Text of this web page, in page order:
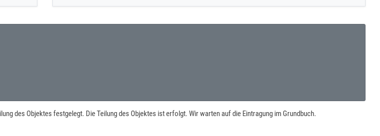
des Objektes festgelegt. Die Teilung des Objektes ist erfolgt. Wir warten auf die Eintragung im Grundbuch.